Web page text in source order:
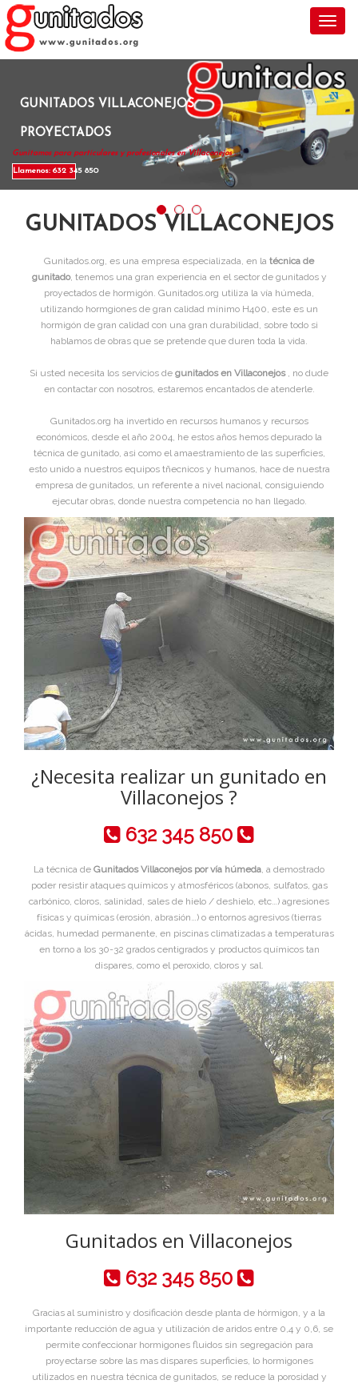
GUNITADOS VILLACONEJOS
PROYECTADOS
Gunitamos para particulares y profesionales en Villaconejos .
Llamenos: 632 345 850
GUNITADOS VILLACONEJOS
Gunitados.org, es una empresa especializada, en la técnica de
gunitado, tenemos una gran experiencia en el sector de gunitados y
proyectados de hormigón. Gunitados.org utiliza la vía húmeda,
utilizando hormgiones de gran calidad mínimo H400, este es un
hormigón de gran calidad con una gran durabilidad, sobre todo si
hablamos de obras que se pretende que duren toda la vida.
Si usted necesita los servicios de gunitados en Villaconejos , no dude
en contactar con nosotros, estaremos encantados de atenderle.
Gunitados.org ha invertido en recursos humanos y recursos
económicos, desde el año 2004, he estos años hemos depurado la
técnica de gunitado, asi como el amaestramiento de las superficies,
esto unido a nuestros equipos tñecnicos y humanos, hace de nuestra
empresa de gunitados, un referente a nivel nacional, consiguiendo
ejecutar obras, donde nuestra competencia no han llegado.
¿Necesita realizar un gunitado en
Villaconejos ?
632 345 850
La técnica de Gunitados Villaconejos por vía húmeda, a demostrado
poder resistir ataques químicos y atmosféricos (abonos, sulfatos, gas
carbónico, cloros, salinidad, sales de hielo / deshielo, etc…) agresiones
físicas y químicas (erosión, abrasión…) o entornos agresivos (tierras
ácidas, humedad permanente, en piscinas climatizadas a temperaturas
en torno a los 30-32 grados centigrados y productos químicos tan
dispares, como el peroxido, cloros y sal.
Gunitados en Villaconejos
632 345 850
Gracias al suministro y dosificación desde planta de hórmigon, y a la
importante reducción de agua y utilización de aridos entre 0,4 y 0,6, se
permite confeccionar hormigones fluidos sin segregación para
proyectarse sobre las mas dispares superficies, lo hormigones
utilizados en nuestra técnica de gunitados, se reduce la porosidad y